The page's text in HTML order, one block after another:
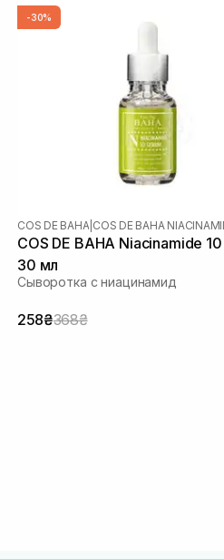
-30%
COS DE BAHA COS DE BAHA
COS DE BAHA Niacinamide
30 мл
Сыворотка с ниацинамид
258₴368₴